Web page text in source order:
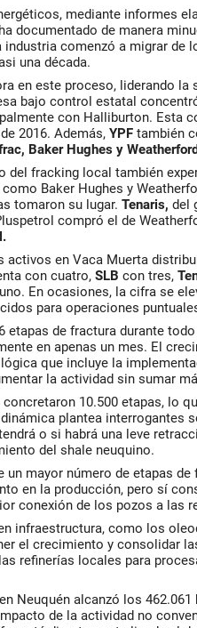
mediante informes
ha documentado de manera
industria comenzó a migrar de
una década.
en este proceso, liderando la
bajo control estatal
con Halliburton. Esta
2016. Además, YPF también
Baker Hughes y
del fracking local también
Baker Hughes y
tomaron su lugar. Tenaris, del
compró el de
activos en Vaca Muerta
con cuatro, SLB con tres,
En ocasiones, la cifra se
para operaciones
etapas de fractura durante
en apenas un mes. El
que incluye la
la actividad sin sumar
10.500 etapas, lo
plantea interrogantes
o si habrá una leve
del shale neuquino.
un mayor número de etapas
en la producción, pero sí
conexión de los pozos a las
infraestructura, como los
el crecimiento y consolidar
refinerías locales para
Neuquén alcanzó los
de la actividad no